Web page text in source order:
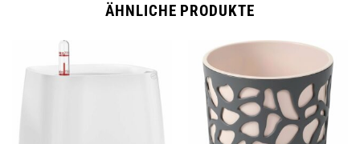
ÄHNLICHE PRODUKTE